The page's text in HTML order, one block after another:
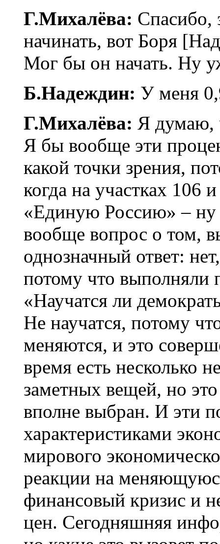
Г.Михалёва: Спасибо,
начинать, вот Боря
Мог бы он начать. Ну
Б.Надеждин: У меня
Г.Михалёва: Я думаю,
Я бы вообще эти
какой точки зрения,
когда на участках 106
«Единую Россию» – ну
вообще вопрос о том,
однозначный ответ:
потому что выполняли
«Научатся ли
Не научатся, потому
меняются, и это
время есть несколько
заметных вещей, но
вполне выбран. И эти
характеристиками
мирового
реакции на
финансовый кризис и
цен. Сегодняшняя